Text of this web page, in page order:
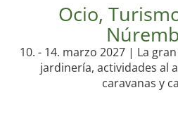
Ocio,
10. - 14. marzo 2027 | La
jardinería, actividades al
caravanas y
Sectores de proveedor de